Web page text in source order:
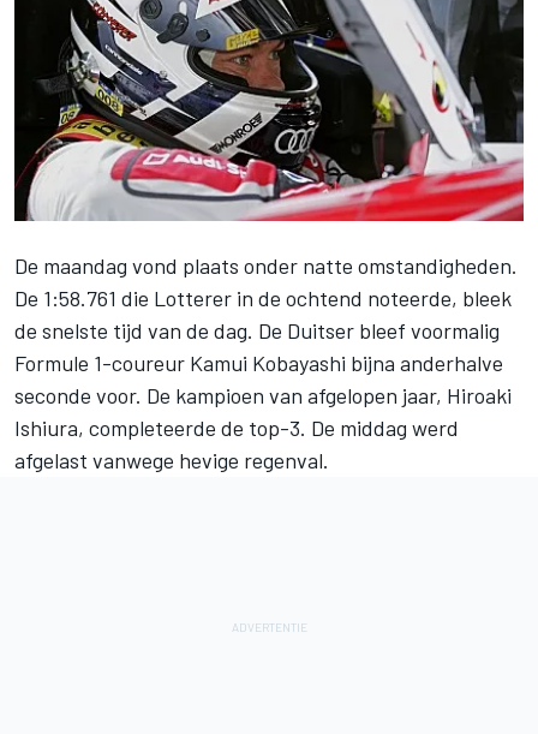
De maandag vond plaats onder natte omstandigheden.
De 1:58.761 die Lotterer in de ochtend noteerde, bleek
de snelste tijd van de dag. De Duitser bleef voormalig
Formule 1-coureur Kamui Kobayashi bijna anderhalve
seconde voor. De kampioen van afgelopen jaar, Hiroaki
Ishiura, completeerde de top-3. De middag werd
afgelast vanwege hevige regenval.